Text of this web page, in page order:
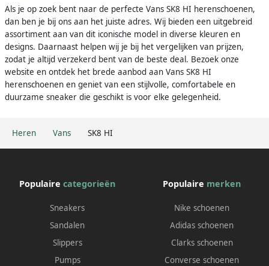
Heren Vans SK8 HI
Als je op zoek bent naar de perfecte Vans SK8 HI herenschoenen,
dan ben je bij ons aan het juiste adres. Wij bieden een uitgebreid
assortiment aan van dit iconische model in diverse kleuren en
designs. Daarnaast helpen wij je bij het vergelijken van prijzen,
zodat je altijd verzekerd bent van de beste deal. Bezoek onze
website en ontdek het brede aanbod aan Vans SK8 HI
herenschoenen en geniet van een stijlvolle, comfortabele en
duurzame sneaker die geschikt is voor elke gelegenheid.
Populaire categorieën
Sneakers
Sandalen
Slippers
Pumps
Populaire merken
Nike schoenen
Adidas schoenen
Clarks schoenen
Converse schoenen